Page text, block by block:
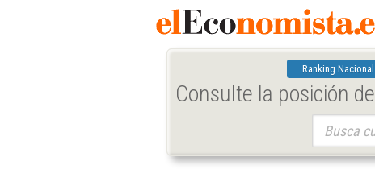
Ranking
Consulte la posición